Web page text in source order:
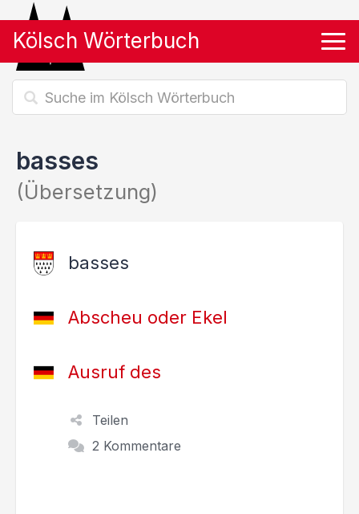
Kölsch Wörterbuch
basses
(Übersetzung)
basses
Abscheu oder Ekel
Ausruf des
Teilen
2 Kommentare